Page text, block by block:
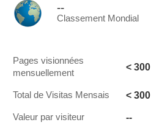
--
Classement Mondial
Pages visionnées
mensuellement
< 300
Total de Visitas Mensais < 300
Valeur par visiteur --